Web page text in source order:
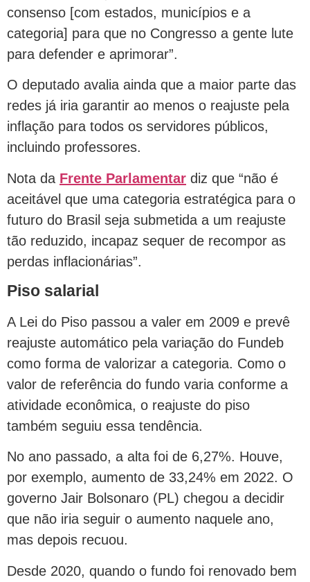
consenso [com estados, municípios e a
categoria] para que no Congresso a gente lute
para defender e aprimorar”.
O deputado avalia ainda que a maior parte das
redes já iria garantir ao menos o reajuste pela
inflação para todos os servidores públicos,
incluindo professores.
Nota da Frente Parlamentar diz que “não é
aceitável que uma categoria estratégica para o
futuro do Brasil seja submetida a um reajuste
tão reduzido, incapaz sequer de recompor as
perdas inflacionárias”.
Piso salarial
A Lei do Piso passou a valer em 2009 e prevê
reajuste automático pela variação do Fundeb
como forma de valorizar a categoria. Como o
valor de referência do fundo varia conforme a
atividade econômica, o reajuste do piso
também seguiu essa tendência.
No ano passado, a alta foi de 6,27%. Houve,
por exemplo, aumento de 33,24% em 2022. O
governo Jair Bolsonaro (PL) chegou a decidir
que não iria seguir o aumento naquele ano,
mas depois recuou.
Desde 2020, quando o fundo foi renovado bem